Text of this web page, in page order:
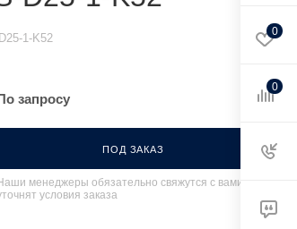
1-K52
запросу
ПОД ЗАКАЗ
менеджеры обязательно свяжутся с вами и
условия заказа
0
0